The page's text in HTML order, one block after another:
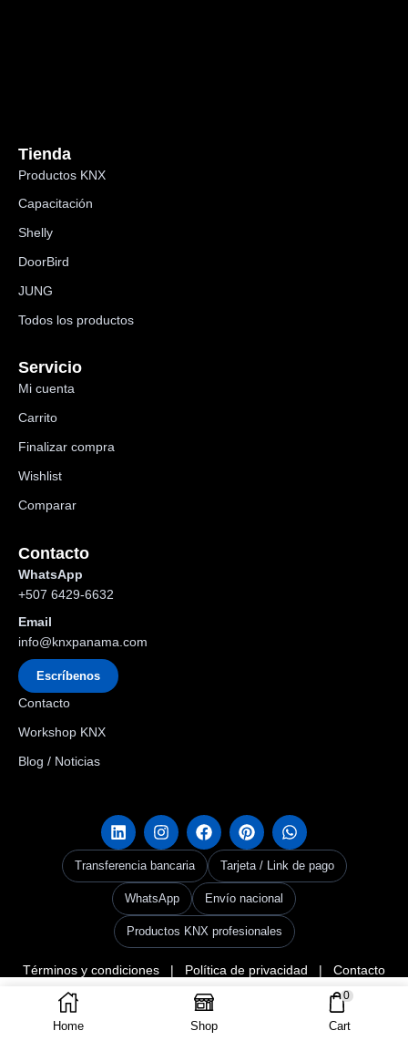
AÑADIR AL CARRITO
Home Shop
0
Cart
Tienda
Productos KNX
Capacitación
Shelly
DoorBird
JUNG
Todos los productos
Servicio
Mi cuenta
Carrito
Finalizar compra
Wishlist
Comparar
Contacto
WhatsApp
+507 6429-6632
Email
info@knxpanama.com
Escríbenos
Contacto
Workshop KNX
Blog / Noticias
Transferencia bancaria Tarjeta / Link de pago
WhatsApp Envío nacional
Productos KNX profesionales
Términos y condiciones | Política de privacidad | Contacto
Copyright © 2026 . Creado por Grupo Codax –
KNX Userclub
Panama & Codax Group